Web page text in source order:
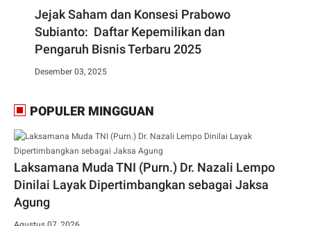
Jejak Saham dan Konsesi Prabowo
Subianto: Daftar Kepemilikan dan
Pengaruh Bisnis Terbaru 2025
Desember 03, 2025
POPULER MINGGUAN
Laksamana Muda TNI (Purn.) Dr. Nazali Lempo
Dinilai Layak Dipertimbangkan sebagai Jaksa
Agung